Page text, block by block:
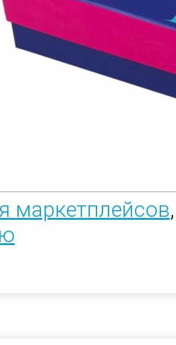
маркетплейсов